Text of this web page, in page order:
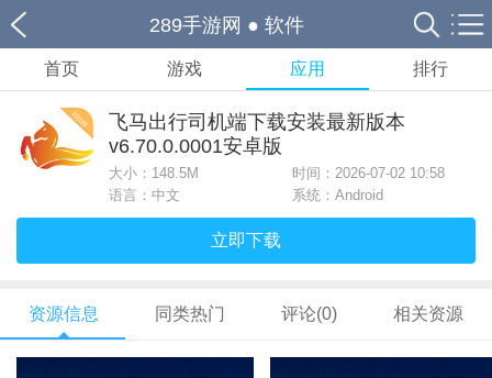
289手游网 ● 软件
首页 游戏 应用 排行
飞马出行司机端下载安装最新版本
v6.70.0.0001安卓版
大小： 148.5M
时间：2026-07-02 10:58
语言：中文
系统：Android
立即下载
资源信息 同类热门 评论(0) 相关资源